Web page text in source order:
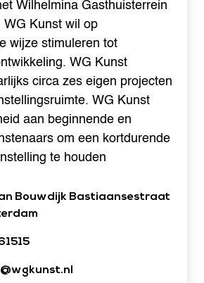
Wilhelmina Gasthuisterrein
Kunst wil op
wijze stimuleren tot
WG Kunst
circa zes eigen projecten
WG Kunst
aan beginnende en
om een kortdurende
te houden
Bouwdijk Bastiaansestraat